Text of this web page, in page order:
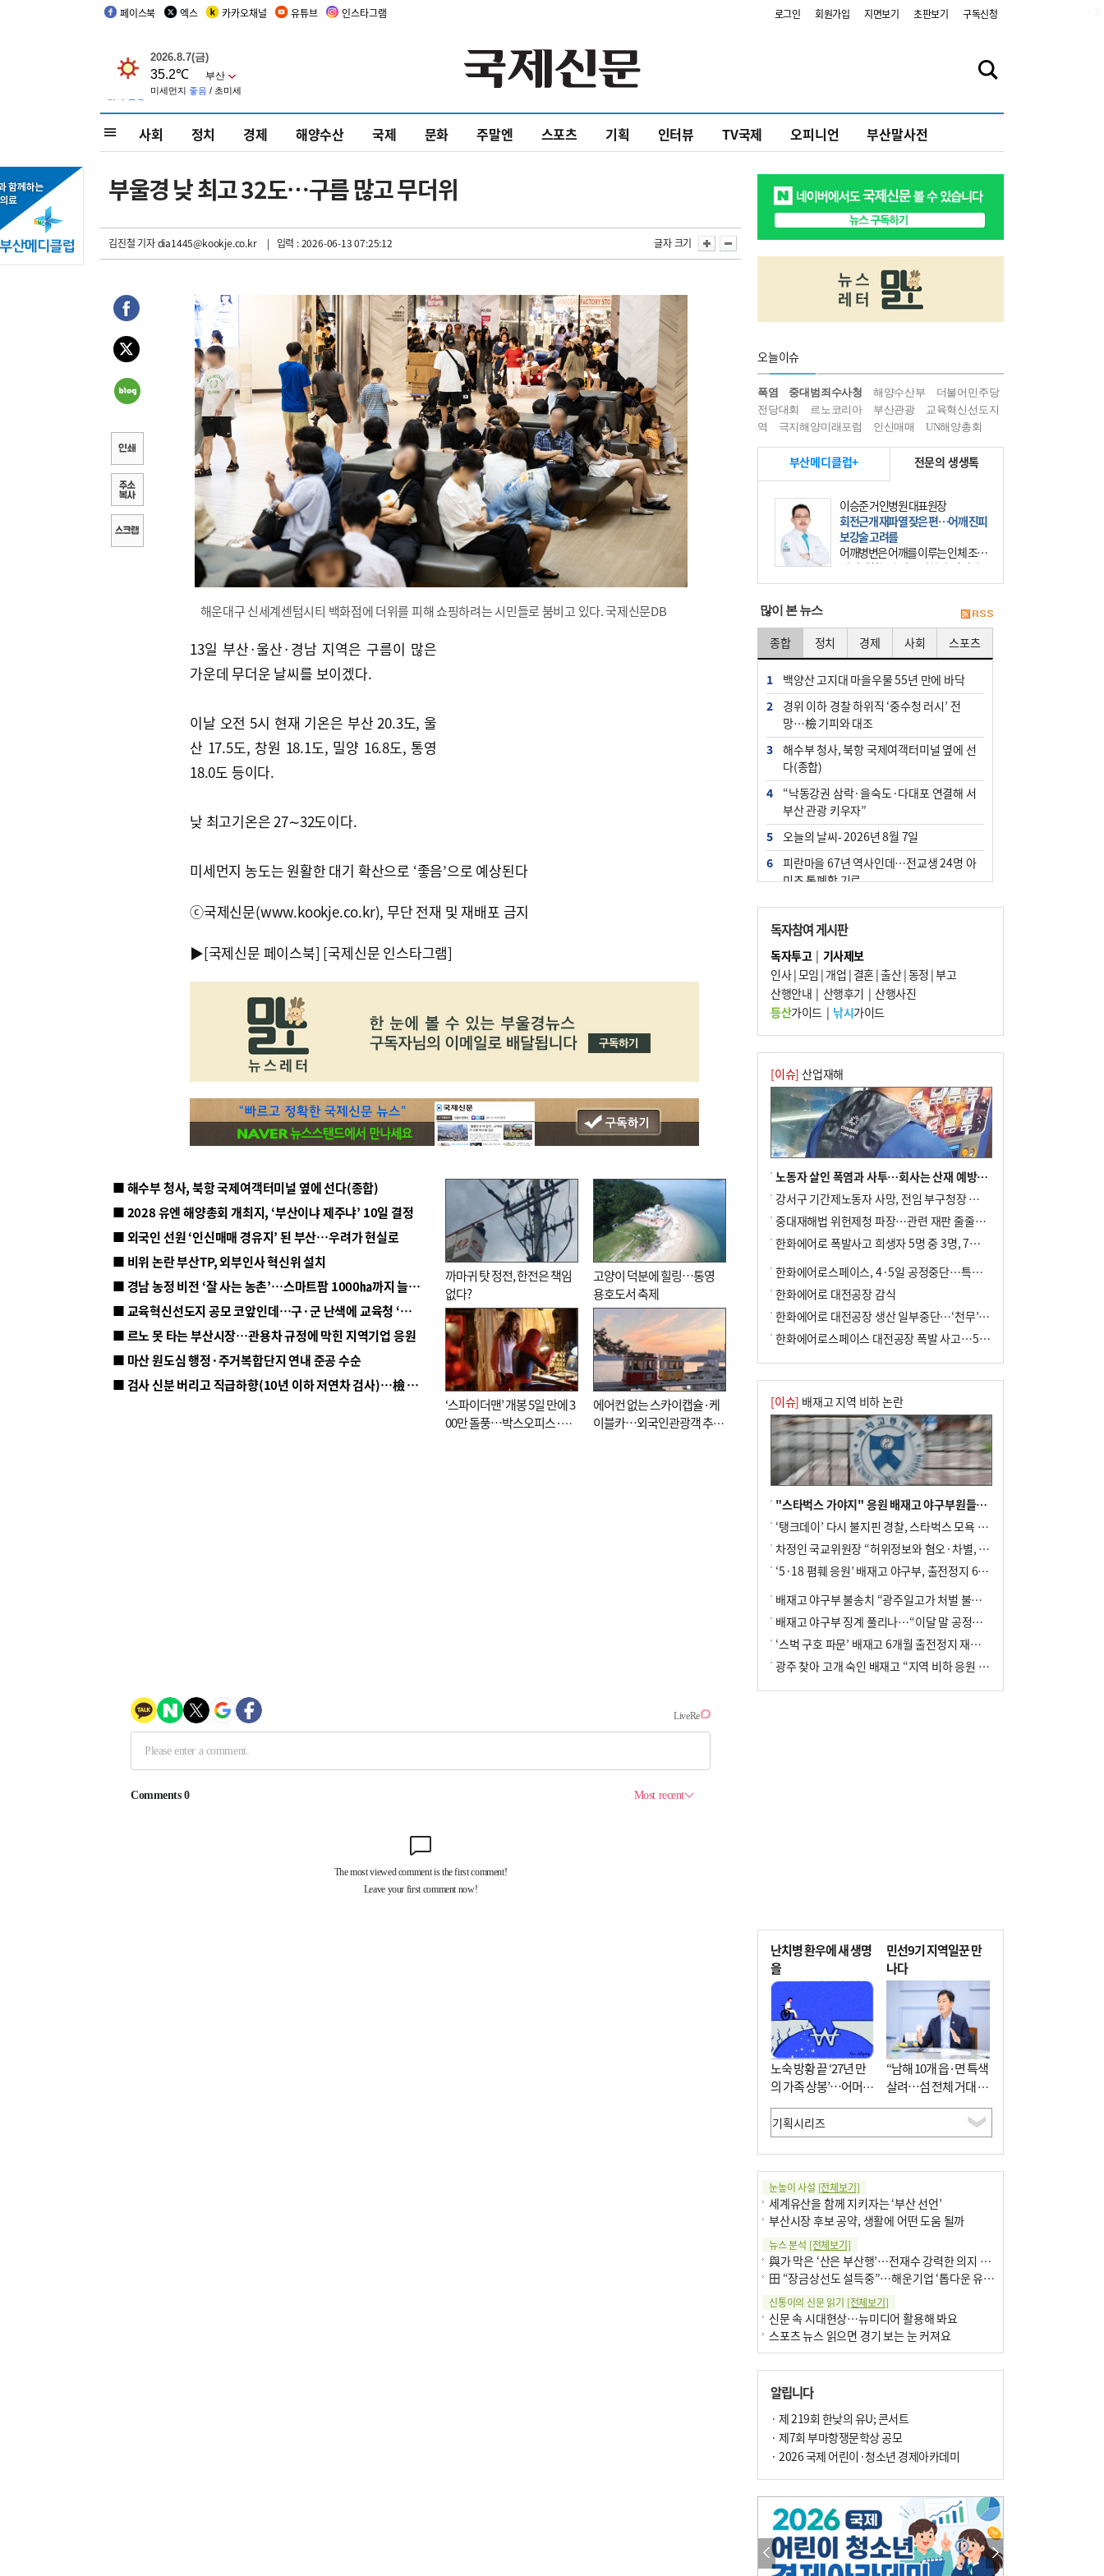
페이스북 엑스 카카오채널 유튜브 인스타그램 로그인 회원가입 지면보기 초판보기 구독신청
사회 정치 경제 해양수산 국제 문화 주말엔 스포츠 기획 인터뷰 TV국제 오피니언 부산말사전
부울경 낮 최고 32도…구름 많고 무더위
김진철 기자dia1445@kookje.co.kr | 입력 : 2026-06-13 07:25:12 글자 크기
해운대구 신세계센텀시티 백화점에 더위를 피해 쇼핑하려는 시민들로 붐비고 있다. 국제신문DB
13일 부산·울산·경남 지역은 구름이 많은
가운데 무더운 날씨를 보이겠다.
이날 오전 5시 현재 기온은 부산 20.3도, 울
산 17.5도, 창원 18.1도, 밀양 16.8도, 통영
18.0도 등이다.
낮 최고기온은 27∼32도이다.
미세먼지 농도는 원활한 대기 확산으로 ‘좋음’으로 예상된다
ⓒ국제신문(www.kookje.co.kr), 무단 전재 및 재배포 금지
▶[국제신문 페이스북] [국제신문 인스타그램]
■ 해수부 청사, 북항 국제여객터미널 옆에 선다(종합)
■ 2028 유엔 해양총회 개최지, ‘부산이냐 제주냐’ 10일 결정
■ 외국인 선원 ‘인신매매 경유지’ 된 부산…우려가 현실로
■ 비위 논란 부산TP, 외부인사 혁신위 설치
■ 경남 농정 비전 ‘잘 사는 농촌’…스마트팜 1000㏊까지 늘린다
■ 교육혁신선도지 공모 코앞인데…구·군 난색에 교육청 ‘쩔쩔’
■ 르노 못 타는 부산시장…관용차 규정에 막힌 지역기업 응원
■ 마산 원도심 행정·주거복합단지 연내 준공 수순
■ 검사 신분 버리고 직급하향(10년 이하 저연차 검사)…檢 중수청행 기피
까마귀 탓 정전, 한전은 책임
없다?
고양이 덕분에 힐링…통영
용호도서 축제
‘스파이더맨’ 개봉 5일 만에 3
00만 돌풍…박스오피스·예
에어컨 없는 스카이캡슐·케
이블카…외국인관광객 추억
오늘이슈
폭염 중대범죄수사청 해양수산부
더불어민주당
전당대회
르노코리아 부산관광
교육혁신선도지
역
극지해양미래포럼 인신매매 UN해양총회
부산메디클럽+ 전문의 생생톡
이승준 거인병원 대표원장
회전근개 재파열 잦은 편…어깨 진피
보강술 고려를
어깨병변은 어깨를 이루는 인체 조직
에 발생하는 손상을 말한다. 여기에
는 오십견과 회전근개 증후군, 어깨
많이 본 뉴스
종합 정치 경제 사회 스포츠
1
백양산 고지대 마을우물 55년 만에 바닥
2
경위 이하 경찰 하위직 ‘중수청 러시’ 전
망…檢 기피와 대조
3
해수부 청사, 북항 국제여객터미널 옆에 선
다(종합)
4
“낙동강권 삼락·을숙도·다대포 연결해 서
부산 관광 키우자”
5
오늘의 날씨- 2026년 8월 7일
6
피란마을 67년 역사인데…전교생 24명 아
미초 통폐합 기로
7
[사설] 해수부 신청사 북항으로 확정, 해양
수도 도약의 전환점
8
부울경 주말부터 비소식…‘극한 폭염’ 한풀
꺾일 듯
9
외국인 선원 ‘인신매매 경유지’ 된 부산…
우려가 현실로
10 르노 못 타는 부산시장…관용차 규정에 막
힌 지역기업 응원
독자참여 게시판
독자투고| 기사제보
인사|모임 | 개업 | 결혼|출산|동정 |부고
산행안내 | 산행후기 | 산행사진
등산가이드| 낚시가이드
[이슈] 산업재해
노동자 살인 폭염과 사투…회사는 산재 예방·전기료 절감 전력
강서구 기간제노동자 사망, 전임 부구청장 檢 송치
중대재해법 위헌제청 파장…관련 재판 줄줄이 브레이크
한화에어로 폭발사고 희생자 5명 중 3명, 7일 영면
한화에어로스페이스, 4·5일 공정중단…특별 안전점검
한화에어로 대전공장 감식
한화에어로 대전공장 생산 일부중단…‘천무’ 수출 비상
한화에어로스페이스 대전공장 폭발 사고…5명 사망·2명 부상(종합)
[이슈] 배재고 지역 비하 논란
"스타벅스 가야지" 응원 배재고 야구부원들, 학교서 징계 처분
‘탱크데이’ 다시 불지핀 경찰, 스타벅스 모욕 혐의 압수수색
차정인 국교위원장 “허위정보와 혐오·차별, 학교 교실까지 유입"
‘5·18 폄훼 응원’ 배재고 야구부, 출전정지 6개월→1개월 감경
배재고 야구부 불송치 “광주일고가 처벌 불원 의사 표해”
배재고 야구부 징계 풀리나…“이달 말 공정위서 재심의”
‘스벅 구호 파문’ 배재고 6개월 출전정지 재심 신청키로
광주 찾아 고개 숙인 배재고 “지역 비하 응원 잘못”(종합)
난치병 환우에 새 생명
을
노숙 방황 끝 ‘27년 만
의 가족 상봉’…어머니
와 행복 꿈꿔
민선9기 지역일꾼 만
나다
“남해 10개 읍·면 특색
살려…섬 전체 거대 정
원으로 조성”
눈높이 사설 [전체보기]
세계유산을 함께 지키자는 ‘부산 선언’
부산시장 후보 공약, 생활에 어떤 도움 될까
뉴스 분석 [전체보기]
與가 막은 ‘산은 부산행’…전재수 강력한 의지 표명 없인 공염불
田 “장금상선도 설득중”…해운기업 ‘톱다운 유치전’ 가속
신통이의 신문 읽기 [전체보기]
신문 속 시대현상…뉴미디어 활용해 봐요
스포츠 뉴스 읽으면 경기 보는 눈 커져요
구·군 승진 축하화분 관행 없애자니 소상공인 울상
팩트체크[전체보기]
의령 한우산 털중나리
한 손 뉴스[전체보기]
시민이 개발한 폭염 대응 앱 ‘그늘로’ 길안내 지도 등 인기
골목 맛집 발굴 고메 셀렉션…부산시, 페스티벌 시월 연계
알립니다
· 제 219회 한낮의 유U; 콘서트
· 제7회 부마항쟁문학상 공모
· 2026 국제 어린이·청소년 경제아카데미